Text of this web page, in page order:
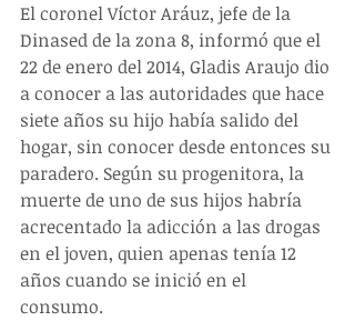
El coronel Víctor Aráuz, jefe de la
Dinased de la zona 8, informó que el
22 de enero del 2014, Gladis Araujo dio
a conocer a las autoridades que hace
siete años su hijo había salido del
hogar, sin conocer desde entonces su
paradero. Según su progenitora, la
muerte de uno de sus hijos habría
acrecentado la adicción a las drogas
en el joven, quien apenas tenía 12
años cuando se inició en el
consumo.